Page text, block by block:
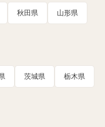
秋田県 山形県
茨城県 栃木県